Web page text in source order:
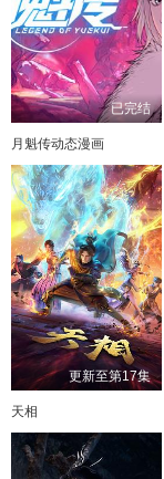
已完结
月魁传动态漫画
更新至第17集
天相